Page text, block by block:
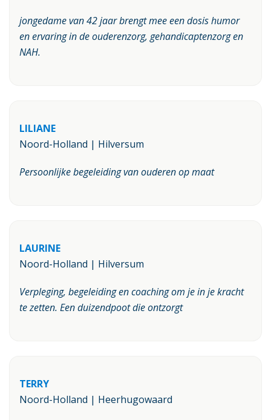
jongedame van 42 jaar brengt mee een dosis humor
en ervaring in de ouderenzorg, gehandicaptenzorg en
NAH.
LILIANE
Noord-Holland | Hilversum
Persoonlijke begeleiding van ouderen op maat
LAURINE
Noord-Holland | Hilversum
Verpleging, begeleiding en coaching om je in je kracht
te zetten. Een duizendpoot die ontzorgt
TERRY
Noord-Holland | Heerhugowaard